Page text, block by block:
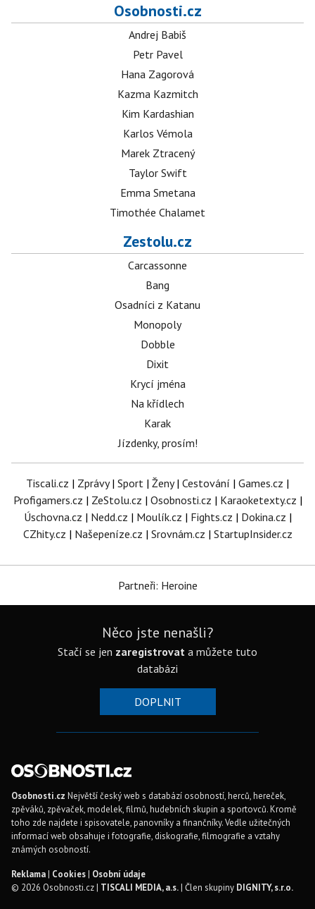
Osobnosti.cz
Andrej Babiš
Petr Pavel
Hana Zagorová
Kazma Kazmitch
Kim Kardashian
Karlos Vémola
Marek Ztracený
Taylor Swift
Emma Smetana
Timothée Chalamet
Zestolu.cz
Carcassonne
Bang
Osadníci z Katanu
Monopoly
Dobble
Dixit
Krycí jména
Na křídlech
Karak
Jízdenky, prosím!
Tiscali.cz | Zprávy| Sport | Ženy| Cestování | Games.cz |
Profigamers.cz | ZeStolu.cz | Osobnosti.cz | Karaoketexty.cz |
Úschovna.cz | Nedd.cz | Moulík.cz | Fights.cz | Dokina.cz |
CZhity.cz | Našepeníze.cz | Srovnám.cz | StartupInsider.cz
Partneři: Heroine
Něco jste nenašli?
Stačí se jen zaregistrovat a můžete tuto
databázi
DOPLNIT
Osobnosti.cz Největší český web s databází osobností, herců, hereček,
zpěváků, zpěvaček, modelek, filmů, hudebních skupin a sportovců. Kromě
toho zde najdete i spisovatele, panovníky a finančníky. Vedle užitečných
informací web obsahuje i fotografie, diskografie, filmografie a vztahy
známých osobností.
Reklama| Cookies| Osobní údaje
© 2026 Osobnosti.cz | TISCALI MEDIA, a.s.| Člen skupiny DIGNITY, s.r.o.